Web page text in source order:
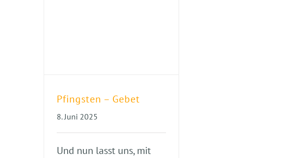
Pfingsten – Gebet
8. Juni 2025
Und nun lasst uns, mit